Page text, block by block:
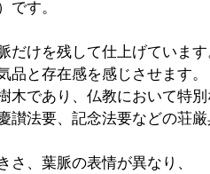
です。
けを残して仕上げています
と存在感を感じさせます。
であり、仏教において特別
讃法要、記念法要などの荘厳
、葉脈の表情が異なり、